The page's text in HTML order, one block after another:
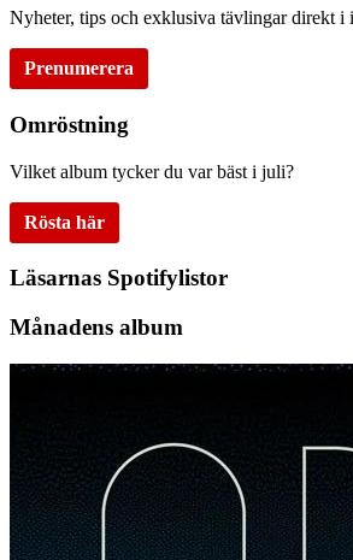
Nyheter, tips och exklusiva tävlingar direkt i
Prenumerera
Omröstning
Vilket album tycker du var bäst i juli?
Rösta här
Läsarnas Spotifylistor
Månadens album